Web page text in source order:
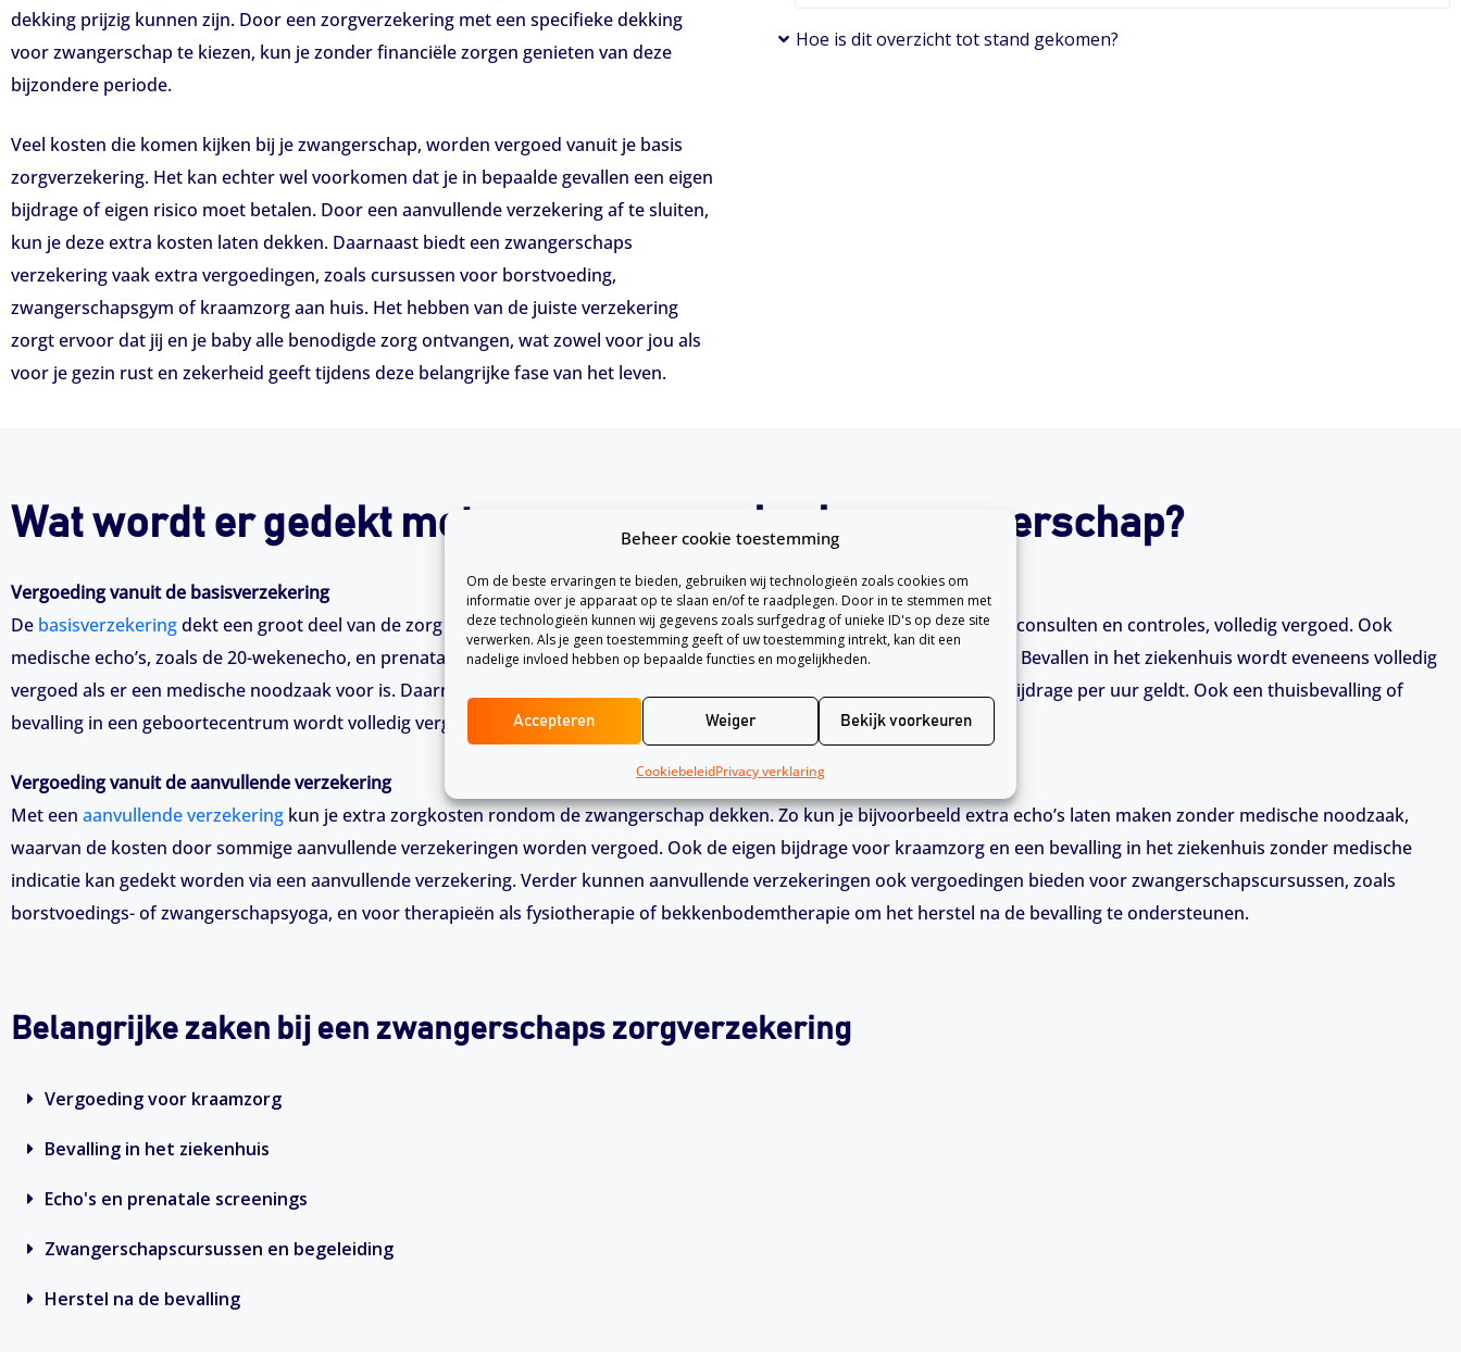
Beheer cookie toestemming
Om de beste ervaringen te bieden, gebruiken wij technologieën zoals cookies om
informatie over je apparaat op te slaan en/of te raadplegen. Door in te stemmen met
deze technologieën kunnen wij gegevens zoals surfgedrag of unieke ID's op deze site
verwerken. Als je geen toestemming geeft of uw toestemming intrekt, kan dit een
nadelige invloed hebben op bepaalde functies en mogelijkheden.
Accepteren Weiger Bekijk voorkeuren
CookiebeleidPrivacy verklaring
dekking prijzig kunnen zijn. Door een zorgverzekering met een specifieke dekking
voor zwangerschap te kiezen, kun je zonder financiële zorgen genieten van deze
bijzondere periode.
Veel kosten die komen kijken bij je zwangerschap, worden vergoed vanuit je basis
zorgverzekering. Het kan echter wel voorkomen dat je in bepaalde gevallen een eigen
bijdrage of eigen risico moet betalen. Door een aanvullende verzekering af te sluiten,
kun je deze extra kosten laten dekken. Daarnaast biedt een zwangerschaps
verzekering vaak extra vergoedingen, zoals cursussen voor borstvoeding,
zwangerschapsgym of kraamzorg aan huis. Het hebben van de juiste verzekering
zorgt ervoor dat jij en je baby alle benodigde zorg ontvangen, wat zowel voor jou als
voor je gezin rust en zekerheid geeft tijdens deze belangrijke fase van het leven.
Hoe is dit overzicht tot stand gekomen?
Wat wordt er gedekt met een zorgverzekering zwangerschap?
Vergoeding vanuit de basisverzekering
De basisverzekeringdekt een groot deel van de zorg tijdens en na de zwangerschap. Zo worden verloskundige zorg, zoals consulten en controles, volledig vergoed. Ook
medische echo’s, zoals de 20-wekenecho, en prenatale onderzoeken worden gedekt wanneer er een medische indicatie is. Bevallen in het ziekenhuis wordt eveneens volledig
vergoed als er een medische noodzaak voor is. Daarnaast vergoedt de basisverzekering kraamzorg, hoewel er een eigen bijdrage per uur geldt. Ook een thuisbevalling of
bevalling in een geboortecentrum wordt volledig vergoed als er geen medische noodzaak is voor een ziekenhuisbevalling.
Vergoeding vanuit de aanvullende verzekering
Met een aanvullende verzekering kun je extra zorgkosten rondom de zwangerschap dekken. Zo kun je bijvoorbeeld extra echo’s laten maken zonder medische noodzaak,
waarvan de kosten door sommige aanvullende verzekeringen worden vergoed. Ook de eigen bijdrage voor kraamzorg en een bevalling in het ziekenhuis zonder medische
indicatie kan gedekt worden via een aanvullende verzekering. Verder kunnen aanvullende verzekeringen ook vergoedingen bieden voor zwangerschapscursussen, zoals
borstvoedings- of zwangerschapsyoga, en voor therapieën als fysiotherapie of bekkenbodemtherapie om het herstel na de bevalling te ondersteunen.
Belangrijke zaken bij een zwangerschaps zorgverzekering
Vergoeding voor kraamzorg
Bevalling in het ziekenhuis
Echo's en prenatale screenings
Zwangerschapscursussen en begeleiding
Herstel na de bevalling